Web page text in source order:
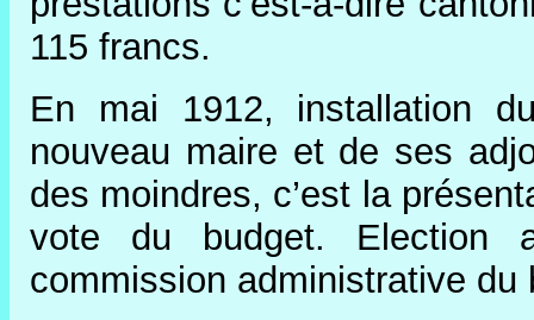
115 francs.
En mai 1912, installation
nouveau maire et de ses
des moindres, c’est la
vote du budget. Election
commission administrative du